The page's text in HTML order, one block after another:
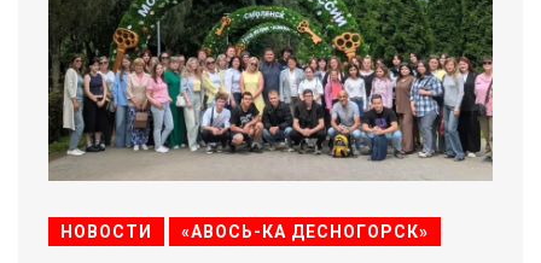
НОВОСТИ «АВОСЬ-КА ДЕСНОГОРСК»